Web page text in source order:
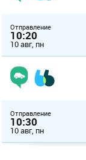
Отправление
10:20
10 авг, пн
Отправление
10:30
10 авг, пн